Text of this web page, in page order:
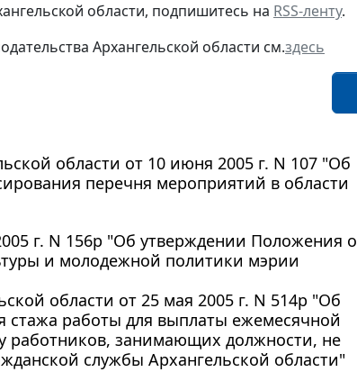
области, подпишитесь на RSS-ленту.
Архангельской области см.здесь
области от 10 июня 2005 г. N 107 "Об
перечня мероприятий в области
г. N 156р "Об утверждении Положения о
и молодежной политики мэрии
области от 25 мая 2005 г. N 514р "Об
работы для выплаты ежемесячной
работников, занимающих должности, не
службы Архангельской области"